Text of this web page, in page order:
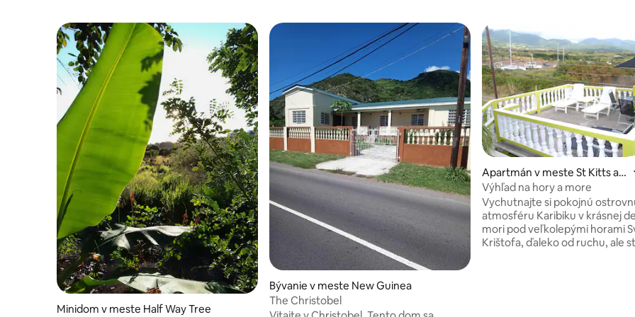
Minidom v meste Half Way Tree
Bývanie v meste New Guinea
The Christobel
Apartmán v meste St Kitts an
d Nevis
Výhľad na hory a more
Vychutnajte si pokojnú
atmosféru Karibiku v krásnej
mori pod veľkolepými horami
Krištofa, ďaleko od ruchu, ale